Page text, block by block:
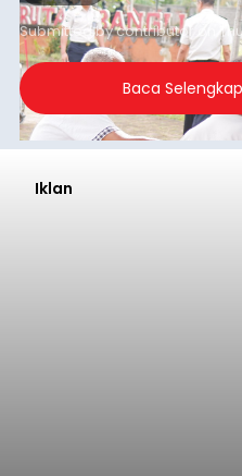
Submitted bycontributor
Baca
Iklan